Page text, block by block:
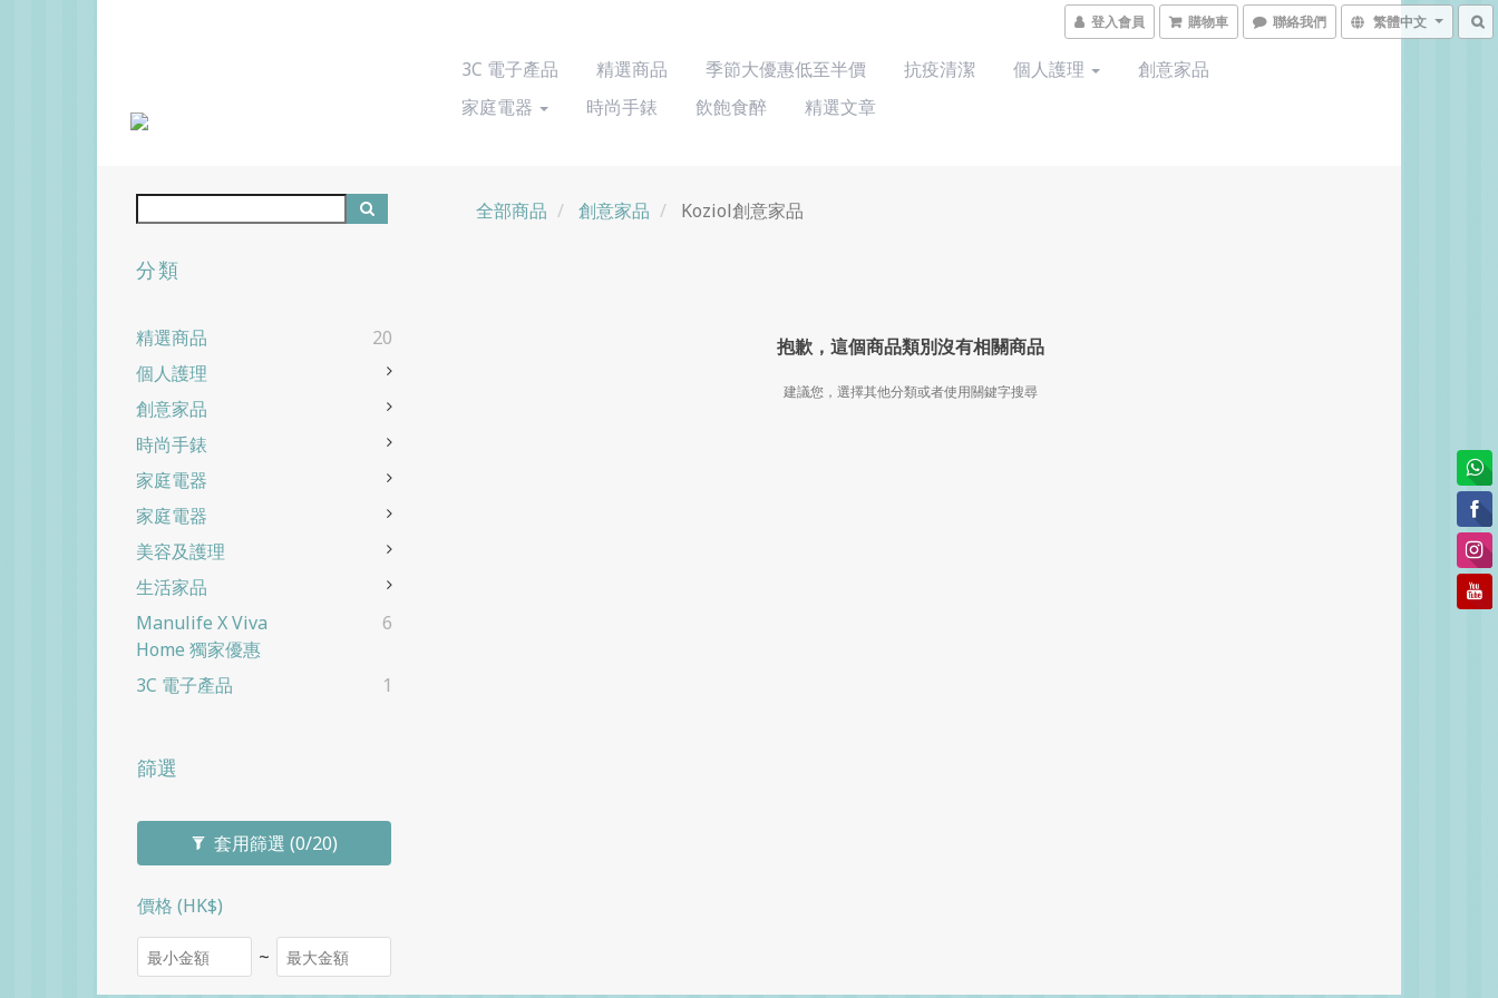
登入會員 購物車 聯絡我們 繁體中文
3C 電子產品 精選商品 季節大優惠低至半價 抗疫清潔 個人護理
創意家品
家庭電器
時尚手錶 飲飽食醉 精選文章
分類
精選商品
20
個人護理
創意家品
時尚手錶
家庭電器
家庭電器
美容及護理
生活家品
Manulife X Viva
Home 獨家優惠
6
3C 電子產品 1
篩選
套用篩選 (0/20)
價格 (HK$)
~
全部商品 創意家品 Koziol創意家品
抱歉，這個商品類別沒有相關商品
建議您，選擇其他分類或者使用關鍵字搜尋